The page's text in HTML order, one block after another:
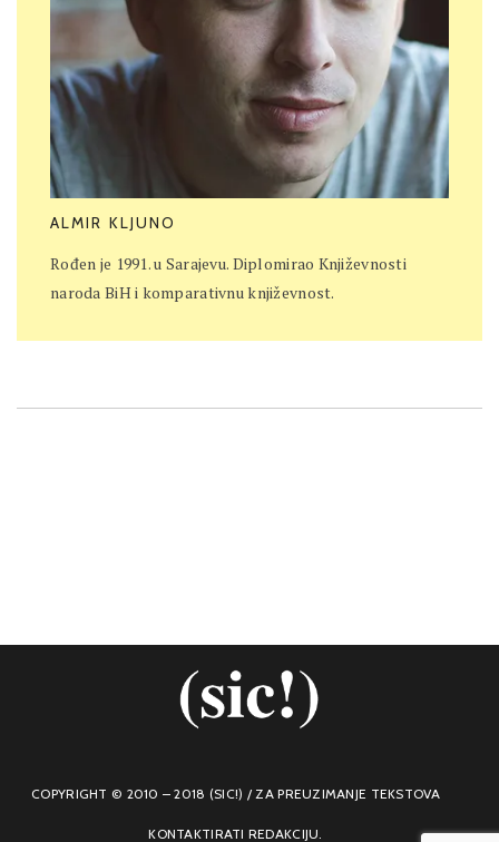
ALMIR KLJUNO
Rođen je 1991. u Sarajevu. Diplomirao Književnosti
naroda BiH i komparativnu književnost.
COPYRIGHT © 2010 – 2018 (SIC!) / ZA PREUZIMANJE TEKSTOVA
KONTAKTIRATI REDAKCIJU.